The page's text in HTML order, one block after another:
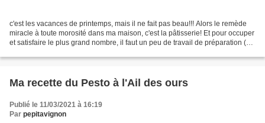
c'est les vacances de printemps, mais il ne fait pas beau!!! Alors le remède
miracle à toute morosité dans ma maison, c'est la pâtisserie! Et pour occuper
et satisfaire le plus grand nombre, il faut un peu de travail de préparation (
Ma recette du Pesto à l'Ail des ours
Publié le 11/03/2021 à 16:19
Par pepitavignon